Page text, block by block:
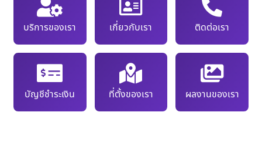
บริการของเรา เกี่ยวกับเรา ติดต่อเรา
บัญชีชำระเงิน ที่ตั้งของเรา ผลงานของเรา